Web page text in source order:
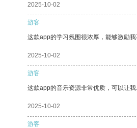
2025-10-02
游客
这款app的学习氛围很浓厚，能够激励
2025-10-02
游客
这款app的音乐资源非常优质，可以让我
2025-10-02
游客